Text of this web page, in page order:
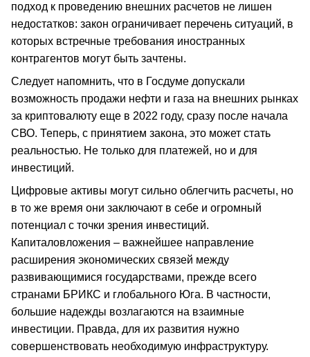
подход к проведению внешних расчетов не лишен
недостатков: закон ограничивает перечень ситуаций, в
которых встречные требования иностранных
контрагентов могут быть зачтены.
Следует напомнить, что в Госдуме допускали
возможность продажи нефти и газа на внешних рынках
за криптовалюту еще в 2022 году, сразу после начала
СВО. Теперь, с принятием закона, это может стать
реальностью. Не только для платежей, но и для
инвестиций.
Цифровые активы могут сильно облегчить расчеты, но
в то же время они заключают в себе и огромный
потенциал с точки зрения инвестиций.
Капиталовложения – важнейшее направление
расширения экономических связей между
развивающимися государствами, прежде всего
странами БРИКС и глобального Юга. В частности,
большие надежды возлагаются на взаимные
инвестиции. Правда, для их развития нужно
совершенствовать необходимую инфраструктуру.